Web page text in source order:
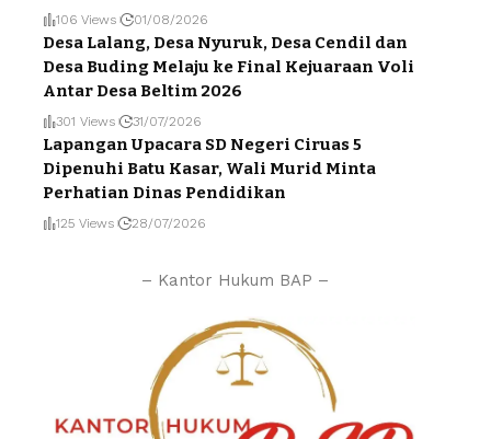
106 Views 01/08/2026
Desa Lalang, Desa Nyuruk, Desa Cendil dan
Desa Buding Melaju ke Final Kejuaraan Voli
Antar Desa Beltim 2026
301 Views 31/07/2026
Lapangan Upacara SD Negeri Ciruas 5
Dipenuhi Batu Kasar, Wali Murid Minta
Perhatian Dinas Pendidikan
125 Views 28/07/2026
– Kantor Hukum BAP –